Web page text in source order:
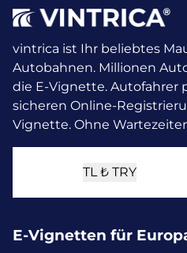
vintrica ist Ihr beliebtes
Autobahnen. Millionen
die E-Vignette. Autofahrer
sicheren Online-
Vignette. Ohne
TL ₺ TRY
E-Vignetten für